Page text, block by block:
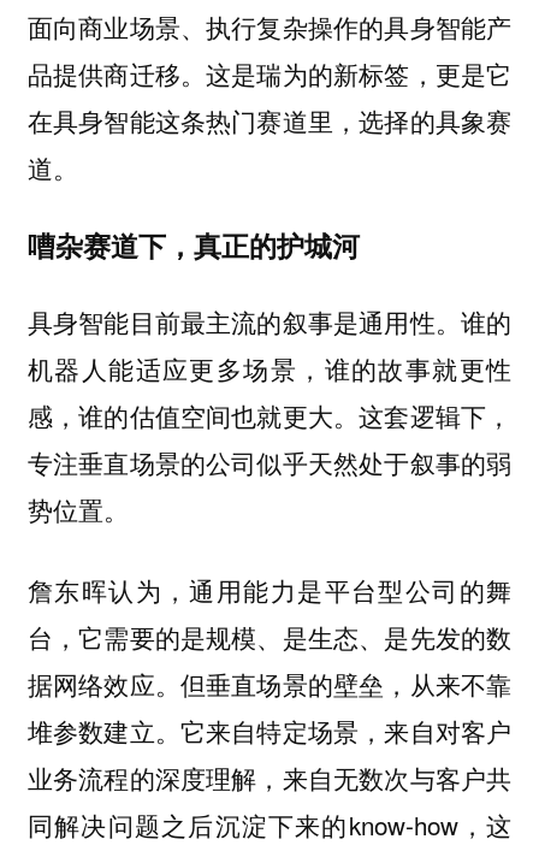
面向商业场景、执行复杂操作的具身智能产
品提供商迁移。这是瑞为的新标签，更是它
在具身智能这条热门赛道里，选择的具象赛
道。
嘈杂赛道下，真正的护城河
具身智能目前最主流的叙事是通用性。谁的
机器人能适应更多场景，谁的故事就更性
感，谁的估值空间也就更大。这套逻辑下，
专注垂直场景的公司似乎天然处于叙事的弱
势位置。
詹东晖认为，通用能力是平台型公司的舞
台，它需要的是规模、是生态、是先发的数
据网络效应。但垂直场景的壁垒，从来不靠
堆参数建立。它来自特定场景，来自对客户
业务流程的深度理解，来自无数次与客户共
同解决问题之后沉淀下来的know-how，这